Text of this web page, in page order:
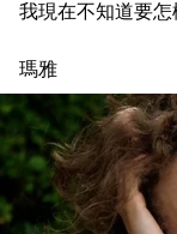
我現在不知道要
瑪雅